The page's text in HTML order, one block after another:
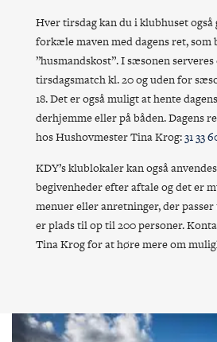
Hver tirsdag kan du i klubhuset
forkæle maven med dagens ret, som
”husmandskost”. I sæsonen
tirsdagsmatch kl. 20 og uden for
18. Det er også muligt at hente
derhjemme eller på båden. Dagens
hos Hushovmester Tina Krog:31 33
KDY’s klublokaler kan også
begivenheder efter aftale og det er
menuer eller anretninger, der
er plads til op til 200 personer.
Tina Krog for at høre mere om